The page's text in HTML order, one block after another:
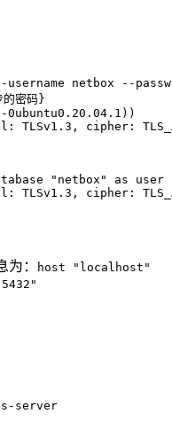
username netbox --
密码}
TLSv1.3, cipher:
"netbox" as
TLSv1.3, cipher:
：
host "localhost"
server